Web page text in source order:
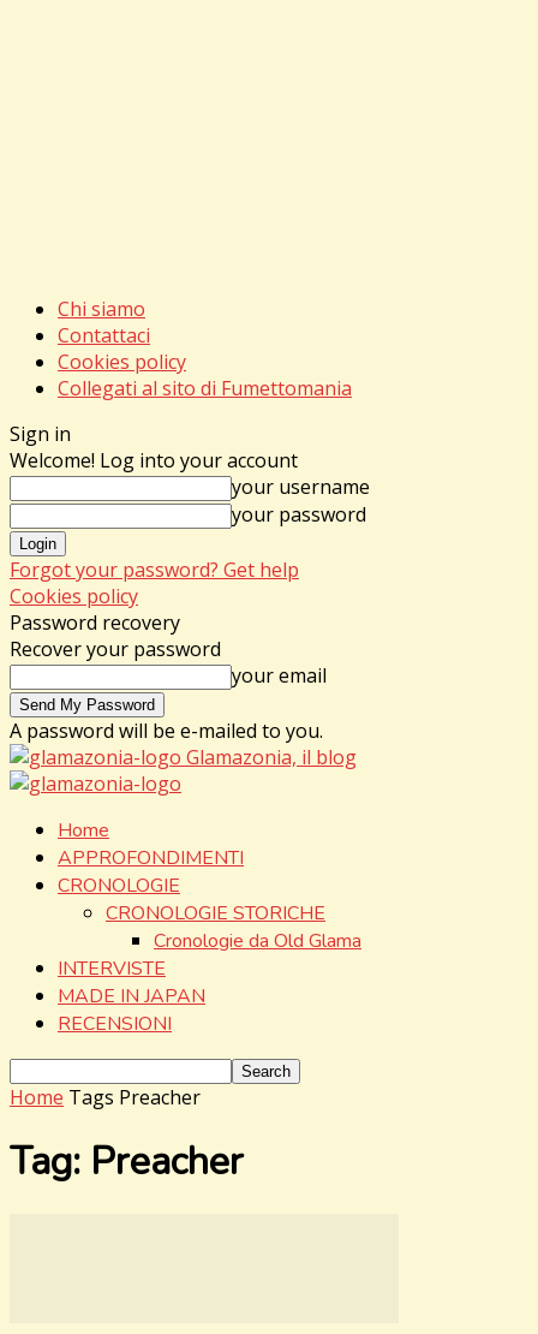
Chi siamo
Contattaci
Cookies policy
Collegati al sito di Fumettomania
Sign in
Welcome! Log into your account
your username
your password
Forgot your password? Get help
Cookies policy
Password recovery
Recover your password
your email
A password will be e-mailed to you.
Glamazonia, il blog
Home
APPROFONDIMENTI
CRONOLOGIE
CRONOLOGIE STORICHE
Cronologie da Old Glama
INTERVISTE
MADE IN JAPAN
RECENSIONI
Home Tags Preacher
Tag: Preacher